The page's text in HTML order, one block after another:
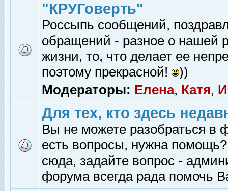
"КРУГоверть"
Россыпь сообщений,
обращений - разное о нашей
жизни, то, что делает ее
поэтому прекрасной!
))
Модераторы: Елена, Катя,
Для тех, кто здесь
Вы не можете разобраться в
есть вопросы, нужна помощь?
сюда, задайте вопрос -
форума всегда рада помочь